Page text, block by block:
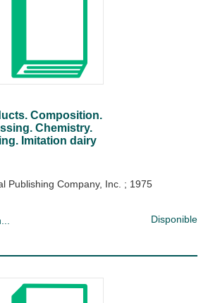
Composition.
Chemistry.
Imitation dairy
Publishing Company, Inc. ; 1975
Disponible